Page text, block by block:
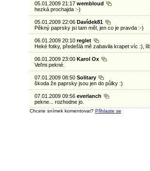
05.01.2009 21:17 wembloud
hezká prochajda :-)
05.01.2009 22:06 Davídek81
Pěkný paprsky jsi tam měl, jen co je pravda :-)
06.01.2009 20:10 reglet
Heké fotky, předešlá mě zabavila krapet víc :),
06.01.2009 23:00 Karol Ox
Veľmi pekné.
07.01.2009 08:50 Solitary
škoda že paprsky jsou jen do půlky :)
07.01.2009 09:56 everlanch
pekne... rozhodne jo.
Chcete snímek komentovat? Přihlaste se